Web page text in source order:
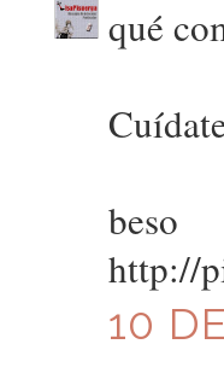
qué
beso
http://
10